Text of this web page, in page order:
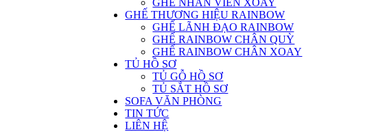
GHẾ NHÂN VIÊN XOAY
GHẾ THƯƠNG HIỆU RAINBOW
GHẾ LÃNH ĐẠO RAINBOW
GHẾ RAINBOW CHÂN QUỲ
GHẾ RAINBOW CHÂN XOAY
TỦ HỒ SƠ
TỦ GỖ HỒ SƠ
TỦ SẮT HỒ SƠ
SOFA VĂN PHÒNG
TIN TỨC
LIÊN HỆ